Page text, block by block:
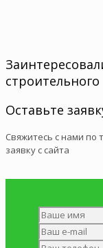
строительного
Оставьте
Свяжитесь с нами по
заявку с сайта